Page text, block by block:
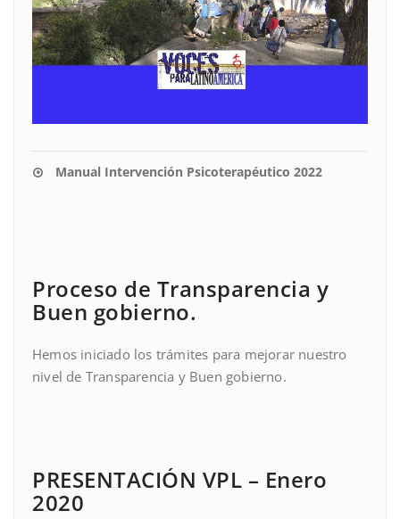
Manual Intervención Psicoterapéutico 2022
Proceso de Transparencia y
Buen gobierno.
Hemos iniciado los trámites para mejorar nuestro
nivel de Transparencia y Buen gobierno.
PRESENTACIÓN VPL – Enero
2020